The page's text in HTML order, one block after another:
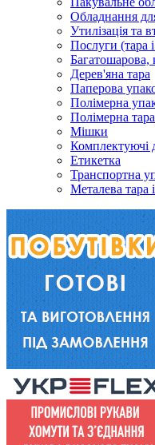
Обладнання
Утилізація та
Послуги (тара
Багатошарова,
Дерев'яна тара
Паперова
Полімерна
Полімерна тара
Мішки
Комплектуючі
Етикетка
Транспортна
Металева тара